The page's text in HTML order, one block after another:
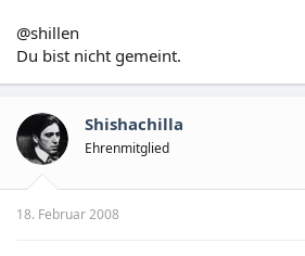
@shillen
Du bist nicht gemeint.
Shishachilla
Ehrenmitglied
18. Februar 2008